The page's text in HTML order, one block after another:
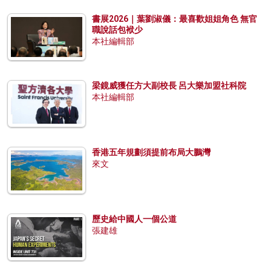
書展2026｜葉劉淑儀：最喜歡姐姐角色 無官
職說話包袱少
本社編輯部
梁鏡威獲任方大副校長 呂大樂加盟社科院
本社編輯部
香港五年規劃須提前布局大鵬灣
來文
歷史給中國人一個公道
張建雄